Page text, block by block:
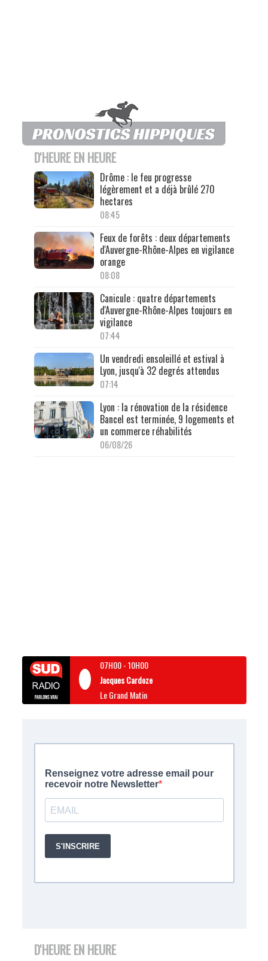
D'HEURE EN HEURE
Drôme : le feu progresse
légèrement et a déjà brûlé 270
hectares
08:45
Feux de forêts : deux départements
d'Auvergne-Rhône-Alpes en vigilance
orange
08:08
Canicule : quatre départements
d'Auvergne-Rhône-Alpes toujours en
vigilance
07:44
Un vendredi ensoleillé et estival à
Lyon, jusqu'à 32 degrés attendus
07:14
Lyon : la rénovation de la résidence
Bancel est terminée, 9 logements et
un commerce réhabilités
06/08/26
07H00-10H00
Jacques Cardoze
Le Grand Matin
D'HEURE EN HEURE